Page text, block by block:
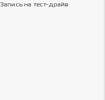
Запись на тест-драйв